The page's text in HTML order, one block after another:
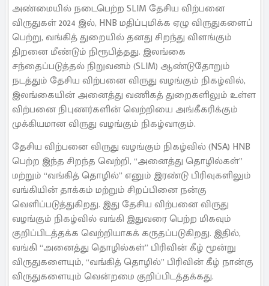
அண்மையில் நடைபெற்ற SLIM தேசிய விற்பனை
விருதுகள் 2024 இல், HNB மதிப்புமிக்க ஏழு விருதுகளைப்
பெற்று, வங்கித் துறையில் தனது சிறந்து விளங்கும்
திறனை மீண்டும் நிரூபித்தது. இலங்கை
சந்தைப்படுத்தல் நிறுவனம் (SLIM) ஆண்டுதோறும்
நடத்தும் தேசிய விற்பனை விருது வழங்கும் நிகழ்வில்,
இலங்கையின் அனைத்து வணிகத் துறைகளிலும் உள்ள
விற்பனை நிபுணர்களின் வெற்றியை அங்கீகரிக்கும்
முக்கியமான விருது வழங்கும் நிகழ்வாகும்.
தேசிய விற்பனை விருது வழங்கும் நிகழ்வில் (NSA) HNB
பெற்ற இந்த சிறந்த வெற்றி, “அனைத்து தொழில்கள்”
மற்றும் “வங்கித் தொழில்” எனும் இரண்டு பிரிவுகளிலும்
வங்கியின் தாக்கம் மற்றும் சிறப்பினை நன்கு
வெளிப்படுத்துகிறது. இது தேசிய விற்பனை விருது
வழங்கும் நிகழ்வில் வங்கி இதுவரை பெற்ற மிகவும்
குறிப்பிடத்தக்க வெற்றியாகக் கருதப்படுகிறது. இதில்,
வங்கி “அனைத்து தொழில்கள்” பிரிவின் கீழ் மூன்று
விருதுகளையும், “வங்கித் தொழில்” பிரிவின் கீழ் நான்கு
விருதுகளையும் வென்றமை குறிப்பிடத்தக்கது.